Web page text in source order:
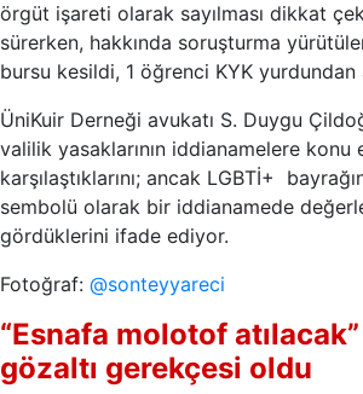
örgüt işareti olarak sayılması dikkat
sürerken, hakkında soruşturma
bursu kesildi, 1 öğrenci KYK yurdundan
ÜniKuir Derneği avukatı S. Duygu
valilik yasaklarının iddianamelere konu
karşılaştıklarını; ancak LGBTİ+
sembolü olarak bir iddianamede
gördüklerini ifade ediyor.
Fotoğraf: @sonteyyareci
“Esnafa molotof atılacak”
gözaltı gerekçesi oldu